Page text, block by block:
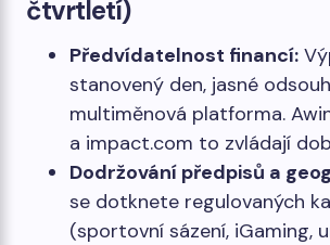
čtvrtletí)
Předvídatelnost financí:
stanovený den, jasné
multiměnová platforma.
a impact.com to zvládají
Dodržování předpisů a
se dotknete regulovaných
(sportovní sázení, iGaming,